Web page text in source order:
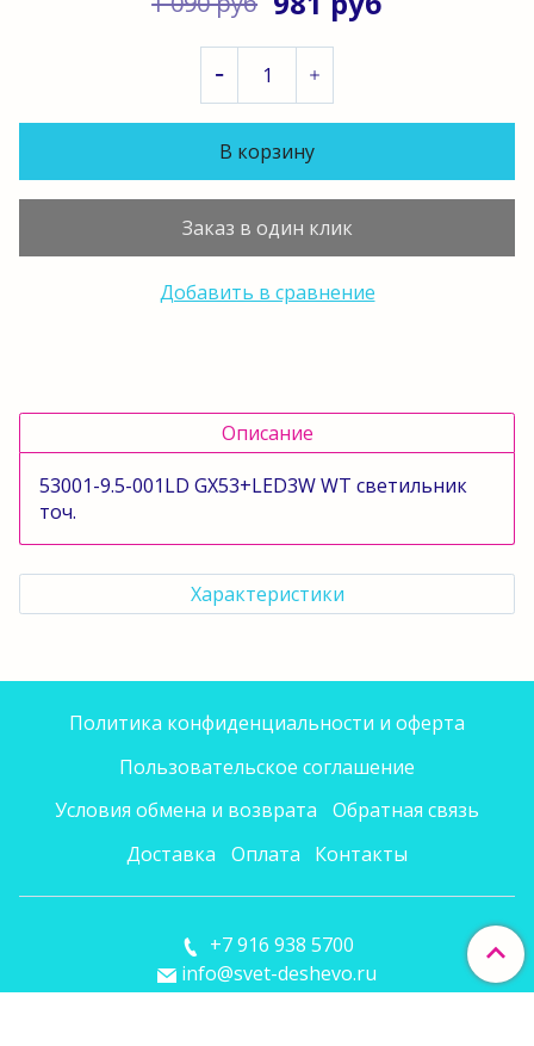
В корзину
Заказ в один клик
Добавить в сравнение
Описание
53001-9.5-001LD GX53+LED3W WT светильник
точ.
Характеристики
Политика конфиденциальности и оферта
Пользовательское соглашение
Условия обмена и возврата
Обратная связь
Доставка
Оплата Контакты
+7 916 938 5700
info@svet-deshevo.ru